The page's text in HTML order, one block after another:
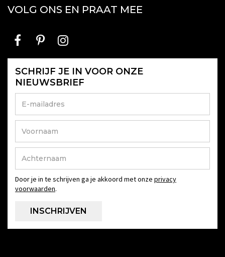
VOLG ONS EN PRAAT MEE
SCHRIJF JE IN VOOR ONZE
NIEUWSBRIEF
Door je in te schrijven ga je akkoord met onze privacy
voorwaarden.